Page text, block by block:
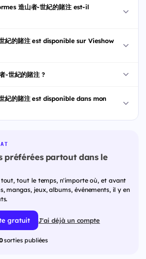
造山者-世紀的賭注 est-il
紀的賭注 est disponible sur Vieshow
-世紀的賭注 ?
紀的賭注 est disponible dans mon
préférées partout dans le
tout le temps, n'importe où, et avant
mangas, jeux, albums, événements, il y en
gratuit J'ai déjà un compte
sorties publiées